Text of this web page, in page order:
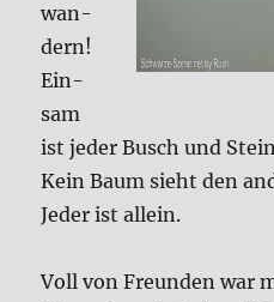
wan­
dern!
Ein­
sam
ist jeder Busch und
Kein Baum sieht den
Jeder ist allein.
Voll von Freun­den war